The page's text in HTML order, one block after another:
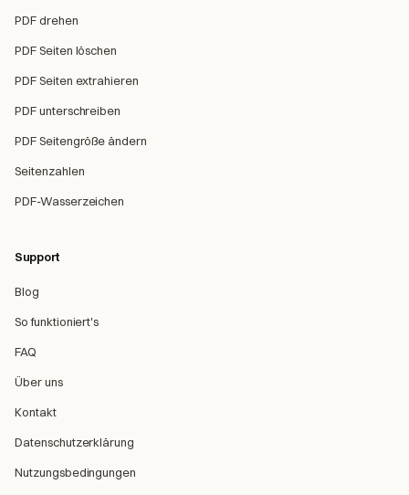
PDF drehen
PDF Seiten löschen
PDF Seiten extrahieren
PDF unterschreiben
PDF Seitengröße ändern
Seitenzahlen
PDF-Wasserzeichen
Support
Blog
So funktioniert's
FAQ
Über uns
Kontakt
Datenschutzerklärung
Nutzungsbedingungen